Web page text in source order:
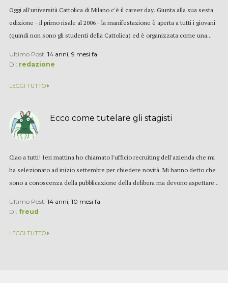
Oggi all'università Cattolica di Milano c'è il career day. Giunta alla sua sesta
edizione - il primo risale al 2006 - la manifestazione è aperta a tutti i giovani
(quindi non sono gli studenti della Cattolica) ed è organizzata come una...
Ultimo Post: 14 anni, 9 mesi fa
Di: redazione
LEGGI TUTTO
Ecco come tutelare gli stagisti
Ciao a tutti! Ieri mattina ho chiamato l'ufficio recruiting dell'azienda che mi
ha selezionato ad inizio settembre per chiedere novità. Mi hanno detto che
sono a conoscenza della pubblicazione della delibera ma devono aspettare...
Ultimo Post: 14 anni, 10 mesi fa
Di: freud
LEGGI TUTTO